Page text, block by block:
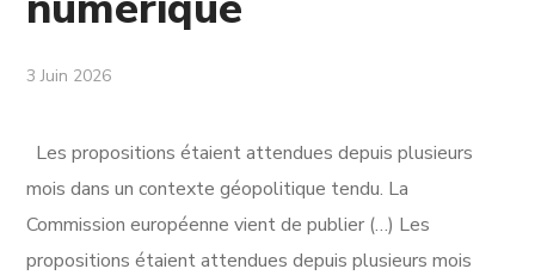
3 Juin 2026
Les propositions étaient attendues depuis plusieurs
mois dans un contexte géopolitique tendu. La
Commission européenne vient de publier (…) Les
propositions étaient attendues depuis plusieurs mois